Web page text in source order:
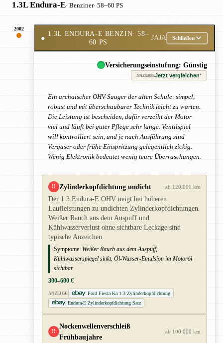
1.3L Endura-E· Benziner· 58–60 PS
2002
●
1.3L ENDURA-E BENZIN· 58–
60 PS
JAJA Schließen
Versicherungseinstufung: Günstig
ANZEIGEJetzt vergleichen*
Ein archaischer OHV-Sauger der alten Schule: simpel,
robust und mit überschaubarer Technik leicht zu warten.
Die Leistung ist bescheiden, dafür verzeiht der Motor
viel und läuft bei guter Pflege sehr lange. Ventilspiel
will kontrolliert sein, und je nach Ausführung sind
Vergaser oder frühe Einspritzung gelegentlich zickig.
Wenig Elektronik bedeutet wenig teure Überraschungen.
!! Zylinderkopfdichtung undicht ab 120.000 km
Der 1.3 Endura-E OHV neigt bei höheren
Laufleistungen zu undichten Zylinderkopfdichtungen.
Weißer Rauch aus dem Auspuff und
Kühlwasserverlust ohne sichtbare Leckage sind
typische Anzeichen.
Symptome: Weißer Rauch aus dem Auspuff,
Kühlwasserspiegel sinkt, Öl-Wasser-Emulsion im Motoröl
sichtbar
300–600 €
ANZEIGE
Ford Fiesta Ka 1.3 Zylinderkopfdichtung
Endura-E Zylinderkopfdichtung Satz
!!
Nockenwellenverschleiß
Frühbaujahre
ab 100.000 km